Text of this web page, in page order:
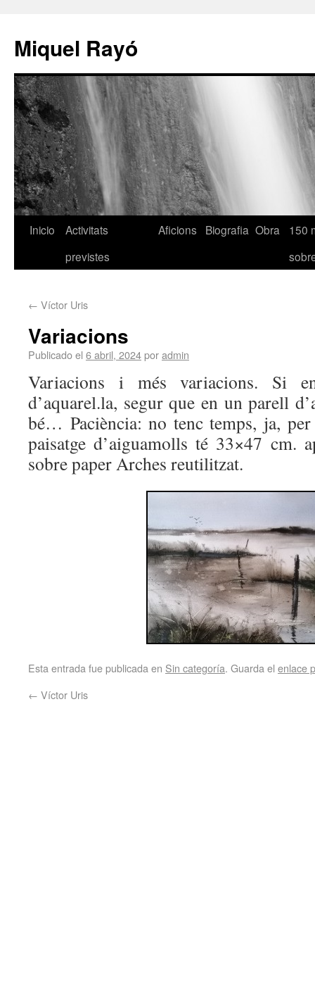
Miquel Rayó
Inicio
Activitats
previstes
Aficions Biografia Obra
150
← Víctor Uris
Variacions
Publicado el 6 abril, 2024poradmin
Variacions i més variacions. Si
d’aquarel.la, segur que en un parell
bé… Paciència: no tenc temps, ja,
paisatge d’aiguamolls té 33×47 cm.
sobre paper Arches reutilitzat.
Esta entrada fue publicada en Sin categoría. Guarda el enlace
← Víctor Uris